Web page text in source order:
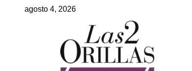
agosto 4, 2026